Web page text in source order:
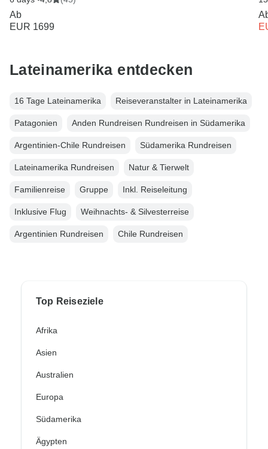
Ab
EUR 1699
Lateinamerika entdecken
16 Tage Lateinamerika Reiseveranstalter in Lateinamerika
Patagonien Anden Rundreisen Rundreisen in Südamerika
Argentinien-Chile Rundreisen Südamerika Rundreisen
Lateinamerika Rundreisen Natur & Tierwelt
Familienreise Gruppe Inkl. Reiseleitung
Inklusive Flug Weihnachts- & Silvesterreise
Argentinien Rundreisen Chile Rundreisen
Top Reiseziele
Afrika
Asien
Australien
Europa
Südamerika
Ägypten